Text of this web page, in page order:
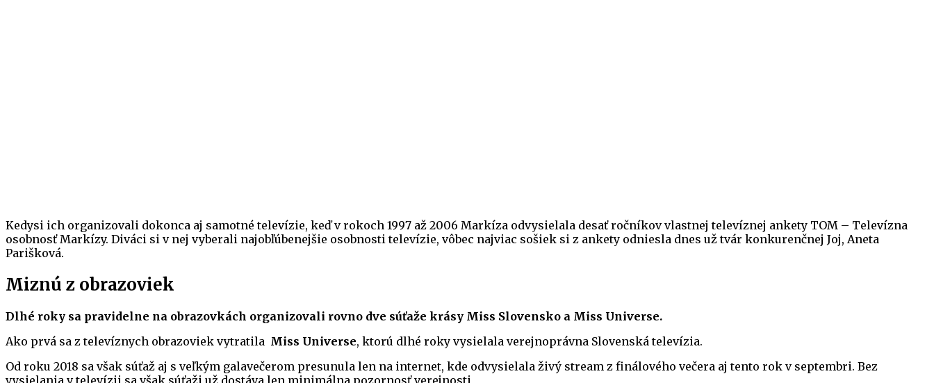
Kedysi ich organizovali dokonca aj samotné televízie, keď v rokoch 1997 až 2006 Markíza odvysielala desať ročníkov vlastnej televíznej ankety TOM – Televízna
osobnosť Markízy. Diváci si v nej vyberali najobľúbenejšie osobnosti televízie, vôbec najviac sošiek si z ankety odniesla dnes už tvár konkurenčnej Joj, Aneta
Parišková.
Miznú z obrazoviek
Dlhé roky sa pravidelne na obrazovkách organizovali rovno dve súťaže krásy Miss Slovensko a Miss Universe.
Ako prvá sa z televíznych obrazoviek vytratila Miss Universe, ktorú dlhé roky vysielala verejnoprávna Slovenská televízia.
Od roku 2018 sa však súťaž aj s veľkým galavečerom presunula len na internet, kde odvysielala živý stream z finálového večera aj tento rok v septembri. Bez